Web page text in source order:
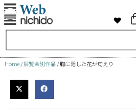
コ
テ
ン
ス
Home/展覧会別作品 / 胸に隠した花が匂えり